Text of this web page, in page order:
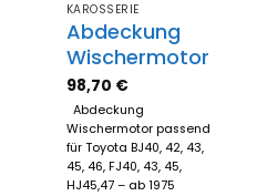
KAROSSERIE
Abdeckung
Wischermotor
98,70 €
Abdeckung
Wischermotor passend
für Toyota BJ40, 42, 43,
45, 46, FJ40, 43, 45,
HJ45,47 – ab 1975